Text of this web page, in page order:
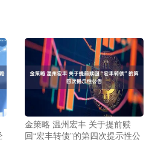
金策略 温州宏丰 关于提前赎
回“宏丰转债”的第四次提示性公